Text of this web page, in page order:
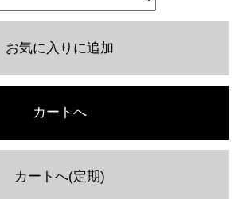
お気に入りに追加
カートへ
カートへ(定期)